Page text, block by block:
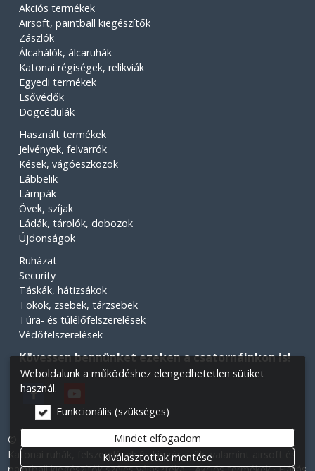
Akciós termékek
Airsoft, paintball kiegészítők
Zászlók
Álcahálók, álcaruhák
Katonai régiségek, relikviák
Egyedi termékek
Esővédők
Dögcédulák
Használt termékek
Jelvények, felvarrók
Kések, vágóeszközök
Lábbelik
Lámpák
Övek, szíjak
Ládák, tárolók, dobozok
Újdonságok
Ruházat
Security
Táskák, hátizsákok
Tokok, zsebek, tárzsebek
Túra- és túlélőfelszerelések
Védőfelszerelések
Kövessen bennünket ezeken a csatornáinkon is!
© 2026 Minden jog fenntartva! Légiós Military webáruház.
Katonai ruhák, felszerelések és kiegészítők, valamint airsoft és
Weboldalunk a működéshez elengedhetetlen sütiket
használ.
Funkcionális (szükséges)
Mindet elfogadom
Kiválasztottak mentése